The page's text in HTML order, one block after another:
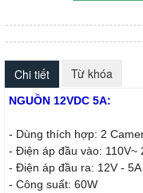
Chi tiết Từ khóa
NGUỒN 12VDC 5A:
- Dùng thích hợp: 2
- Điện áp đầu vào: 110V~
- Điện áp đầu ra: 12V - 5A
- Công suất: 60W